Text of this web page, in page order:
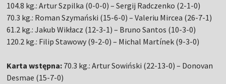
104.8 kg.: Artur Szpilka (0-0-0) – Sergij Radczenko (2-1-0)
70.3 kg.: Roman Szymański (15-6-0) – Valeriu Mircea (26-7-1)
61.2 kg.: Jakub Wikłacz (12-3-1) – Bruno Santos (10-3-0)
120.2 kg.: Filip Stawowy (9-2-0) – Michal Martínek (9-3-0)
Karta wstępna: 70.3 kg.: Artur Sowiński (22-13-0) – Donovan
Desmae (15-7-0)